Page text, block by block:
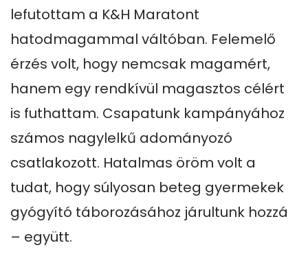
lefutottam a K&H Maratont
hatodmagammal váltóban. Felemelő
érzés volt, hogy nemcsak magamért,
hanem egy rendkívül magasztos célért
is futhattam. Csapatunk kampányához
számos nagylelkű adományozó
csatlakozott. Hatalmas öröm volt a
tudat, hogy súlyosan beteg gyermekek
gyógyító táborozásához járultunk hozzá
– együtt.